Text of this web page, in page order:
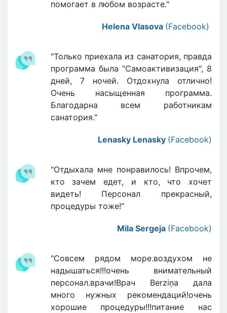
помогает в любом возрасте."
Helena Vlasova (Facebook)
"Только приехала из санатория, правда
программа была "Самоактивизация", 8
дней, 7 ночей. Отдохнула отлично!
Очень насыщенная программа.
Благодарна всем работникам
санатория."
Lenasky Lenasky (Facebook)
"Отдыхала мне понравилось! Впрочем,
кто зачем едет, и кто, что хочет
видеть! Персонал прекрасный,
процедуры тоже!"
Mila Sergeja (Facebook)
"Совсем рядом море.воздухом не
надышаться!!!очень внимательный
персонал.врачи!Врач Berziņa дала
много нужных рекомендаций!очень
хорошие процедуры!!!питание нас